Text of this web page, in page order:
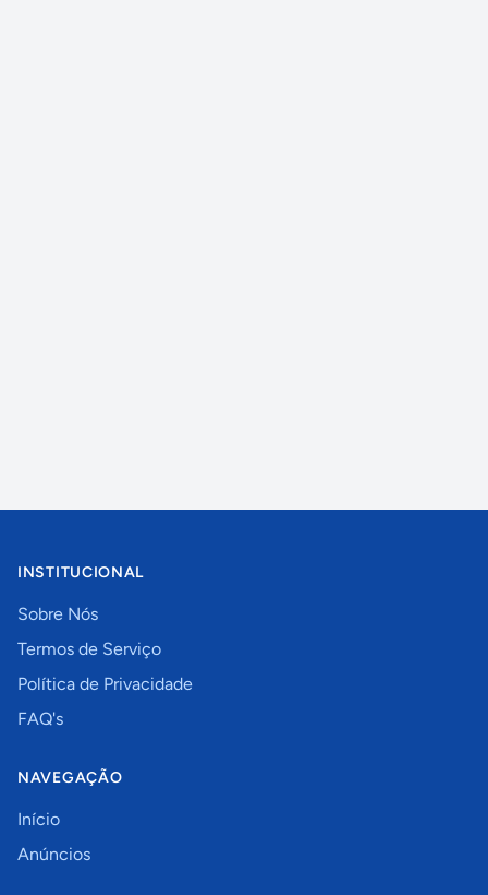
INSTITUCIONAL
Sobre Nós
Termos de Serviço
Política de Privacidade
FAQ's
NAVEGAÇÃO
Início
Anúncios